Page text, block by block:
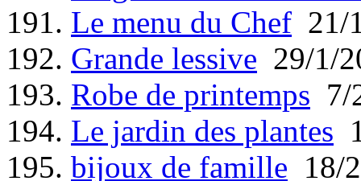
191. Le menu du Chef 21/
192. Grande lessive 29/1/
193. Robe de printemps 7/
194. Le jardin des plantes
195. bijoux de famille 18/